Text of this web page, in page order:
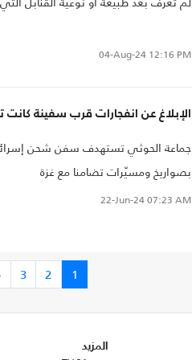
04-Aug-24 12:16 PM
الإبلاغ عن انفجارات قرب سفينة
جماعة الحوثي تستهدف سفن شحن
بصواريخ ومسيّرات تضامنا مع غزة
22-Jun-2407:23 AM
1
2
3
المزيد